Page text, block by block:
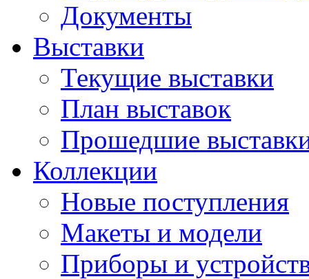
Документы
Выставки
Текущие выставки
План выставок
Прошедшие
Коллекции
Новые поступления
Макеты и модели
Приборы и